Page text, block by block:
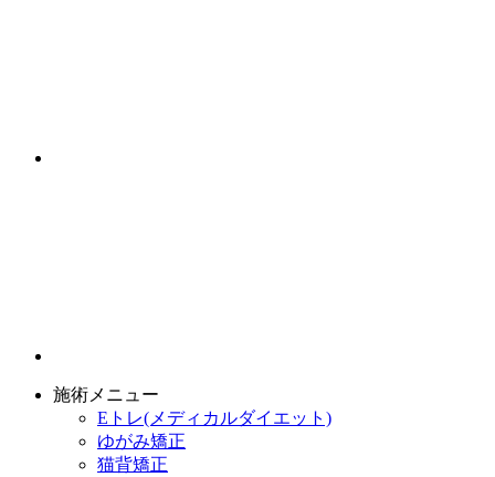
施術メニュー
Eトレ(メディカルダイエット)
ゆがみ矯正
猫背矯正